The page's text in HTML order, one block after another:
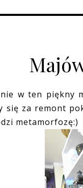
w ten piękny
się za remont
metamorfozę:)